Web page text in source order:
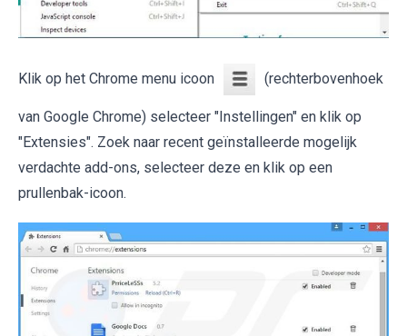
Klik op het Chrome menu icoon (rechterbovenhoek
van Google Chrome) selecteer "Instellingen" en klik op
"Extensies". Zoek naar recent geïnstalleerde mogelijk
verdachte add-ons, selecteer deze en klik op een
prullenbak-icoon.